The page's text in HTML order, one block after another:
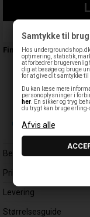
Samtykke til
Hos
optimering, statistik,
at forbedrer
dig at besøge og bruge
for at give dit samtykke til
Du kan læse mere
personoplysninger i
her . En sikker og tryg
du trygt kan bruge
Findes også:
Beskrivelse
Prisgaranti
Levering
Størrelsesguide